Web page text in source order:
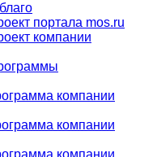
портала mos.ru
компании
компании
компании
компании